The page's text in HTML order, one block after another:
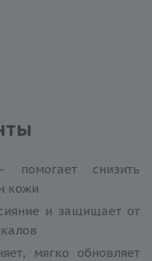
помогает снизить
кожи
и защищает от
мягко обновляет